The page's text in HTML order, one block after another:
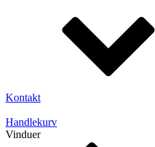
Kontakt
Handlekurv
Vinduer